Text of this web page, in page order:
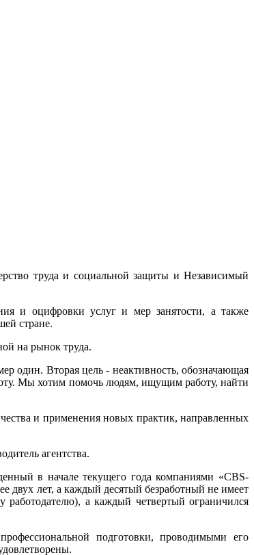
труда и социальной защиты и Независимый
и оцифровки услуг и мер занятости, а также
стране.
на рынок труда.
один. Вторая цель - неактивность, обозначающая
Мы хотим помочь людям, ищущим работу, найти
и применения новых практик, направленных
агентства.
в начале текущего года компаниями «CBS-
двух лет, а каждый десятый безработный не имеет
а каждый четвертый ограничился
подготовки, проводимыми его